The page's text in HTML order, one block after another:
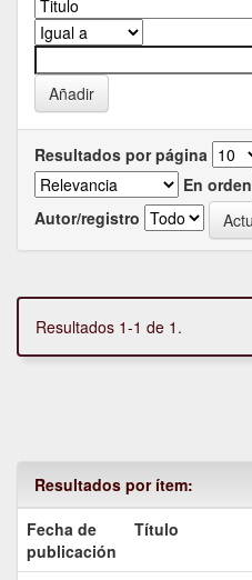
Resultados por página
En orden
Autor/registro
Resultados 1-1 de 1.
Resultados por ítem:
Fecha de
publicación
Título